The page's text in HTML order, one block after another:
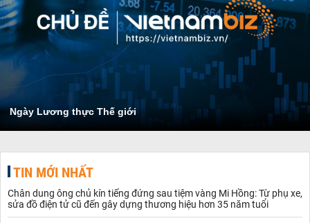
Ngày Lương thực Thế giới
TIN MỚI NHẤT
Chân dung ông chủ kín tiếng đứng sau tiệm vàng Mi Hồng: Từ phụ xe,
sửa đồ điện tử cũ đến gây dựng thương hiệu hơn 35 năm tuổi